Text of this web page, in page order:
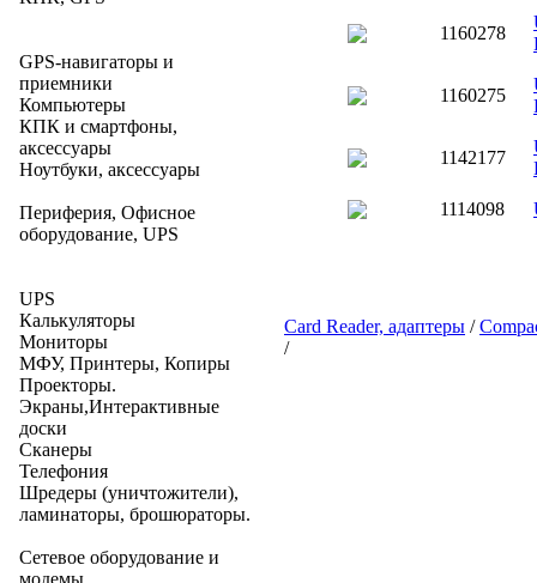
GPS-навигаторы и
приемники
Компьютеры
КПК и смартфоны,
аксессуары
Ноутбуки, аксессуары
Периферия, Офисное
оборудование, UPS
UPS
Калькуляторы
Мониторы
МФУ, Принтеры, Копиры
Проекторы.
Экраны,Интерактивные
доски
Сканеры
Телефония
Шредеры (уничтожители),
ламинаторы, брошюраторы.
Сетевое оборудование и
модемы
1160278
1160275
1142177
1114098
Card Reader, адаптеры /
/